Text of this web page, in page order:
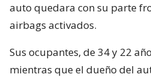
auto quedara con su parte
airbags activados.
Sus ocupantes, de 34 y 22
mientras que el dueño del